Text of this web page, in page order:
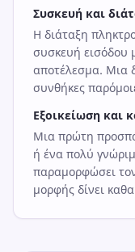
Συσκευή και
Η διάταξη
συσκευή εισόδου
αποτέλεσμα. Μια
συνθήκες
Εξοικείωση και
Μια πρώτη
ή ένα πολύ
παραμορφώσει
μορφής δίνει